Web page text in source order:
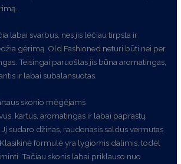
labai svarbus, nes jis lėčiau tirpsta ir
gėrimą. Old Fashioned neturi būti nei per
Teisingai paruoštas jis būna aromatingas,
ir labai subalansuotas.
skonio mėgėjams
kartus, aromatingas ir labai paprastų
sudaro džinas, raudonasis saldus vermutas
formulė yra lygiomis dalimis, todėl
Tačiau skonis labai priklauso nuo